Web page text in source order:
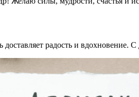
радость и вдохновение.